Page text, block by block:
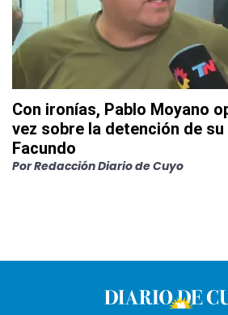
Con ironías, Pablo Moyano
vez sobre la detención de su
Facundo
PorRedacción Diario de Cuyo